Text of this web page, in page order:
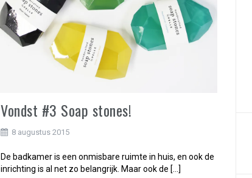
Vondst #3 Soap stones!
8 augustus 2015
De badkamer is een onmisbare ruimte in huis, en ook de
inrichting is al net zo belangrijk. Maar ook de […]